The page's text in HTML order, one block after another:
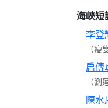
海峽短
李登
（瘦
扁傳
（劉
陳水